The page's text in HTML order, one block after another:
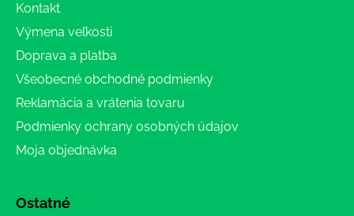
Kontakt
Výmena veľkosti
Doprava a platba
Všeobecné obchodné podmienky
Reklamácia a vrátenia tovaru
Podmienky ochrany osobných údajov
Moja objednávka
Ostatné